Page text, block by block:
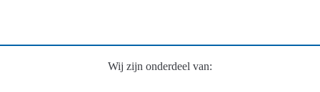
Wij zijn onderdeel van: